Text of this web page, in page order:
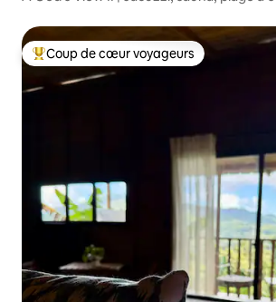
Coup de cœur voyageurs parmi les plus
Coup de cœur voyageurs